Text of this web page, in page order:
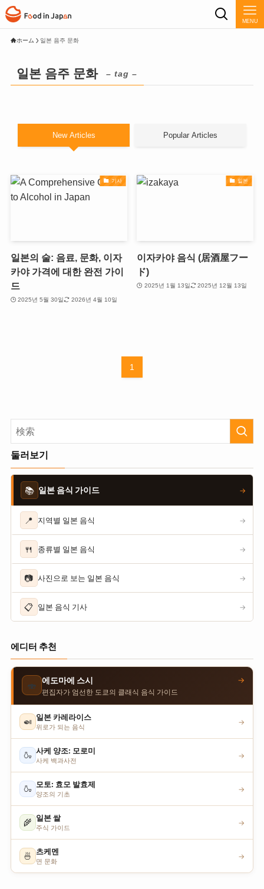
MENU
ホーム 일본 음주 문화
일본 음주 문화 – tag –
New Articles Popular Articles
기사
일본의 술: 음료, 문화, 이자
카야 가격에 대한 완전 가이
드
2025년 5월 30일 2026년 4월 10일
일본
이자카야 음식 (居酒屋フー
ド)
2025년 1월 13일 2025년 12월 13일
1
둘러보기
📚 일본 음식 가이드 →
📍 지역별 일본 음식 →
🍴 종류별 일본 음식 →
📷 사진으로 보는 일본 음식 →
📋 일본 음식 기사 →
에디터 추천
🍣 에도마에 스시
편집자가 엄선한 도쿄의 클래식 음식 가이드
→
🍛 일본 카레라이스
위로가 되는 음식
→
🍶 사케 양조: 모로미
사케 백과사전
→
🍶 모토: 효모 발효제
양조의 기초
→
🌾 일본 쌀
주식 가이드
→
🍜 츠케멘
면 문화
→